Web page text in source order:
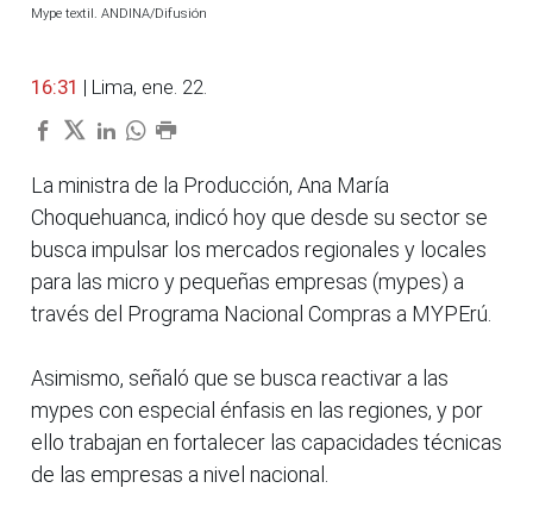
Mype textil. ANDINA/Difusión
16:31 | Lima, ene. 22.
La ministra de la Producción, Ana María
Choquehuanca, indicó hoy que desde su sector se
busca impulsar los mercados regionales y locales
para las micro y pequeñas empresas (mypes) a
través del Programa Nacional Compras a MYPErú.
Asimismo, señaló que se busca reactivar a las
mypes con especial énfasis en las regiones, y por
ello trabajan en fortalecer las capacidades técnicas
de las empresas a nivel nacional.